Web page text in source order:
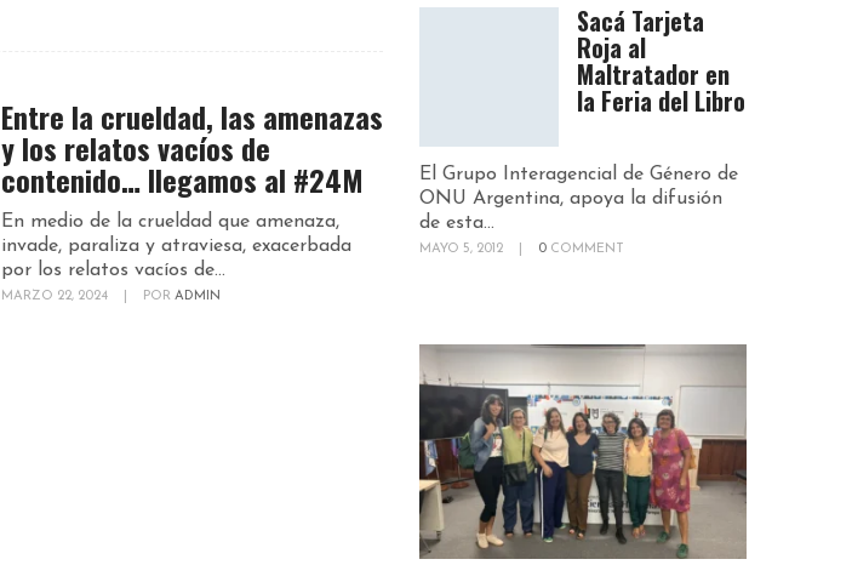
Entre la crueldad, las amenazas
y los relatos vacíos de
contenido… llegamos al #24M
En medio de la crueldad que amenaza,
invade, paraliza y atraviesa, exacerbada
por los relatos vacíos de...
MARZO 22, 2024 POR ADMIN
Sacá Tarjeta
Roja al
Maltratador en
la Feria del Libro
El Grupo Interagencial de Género de
ONU Argentina, apoya la difusión
de esta...
MAYO 5, 2012 0 COMMENT